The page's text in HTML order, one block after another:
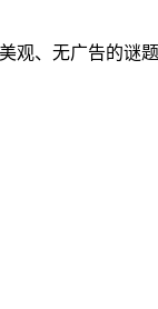
观、无广告的谜